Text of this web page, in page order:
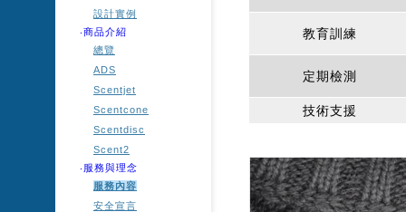
設計實例
‧商品介紹
總覽
ADS
Scentjet
Scentcone
Scentdisc
Scent2
‧服務與理念
服務內容
安全宣言
教育訓練
定期檢測
技術支援